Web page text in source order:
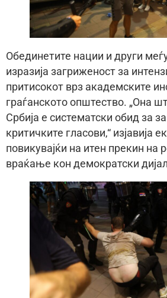
Обединетите нации и други
изразија загриженост за
притисокот врз академските
граѓанското општество. „Она
Србија е систематски обид за
критичките гласови,“ изјавија
повикувајќи на итен прекин на
враќање кон демократски